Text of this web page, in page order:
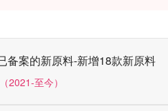
备案的新原料-新增18款新原料
2021-至今）